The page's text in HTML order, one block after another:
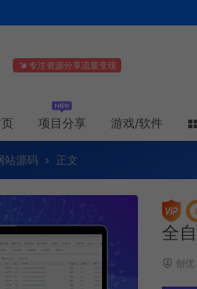
专注资源分享流量变现
项目分享 游戏/软件
站源码 正文
全
创优